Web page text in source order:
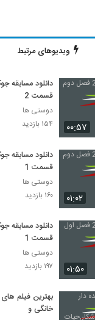
ویدیوهای مرتبط
۰۰:۵۷
قسمت 2
دوستی ها
۱۵۴ بازدید
۰۱:۰۲
قسمت 1
دوستی ها
۱۶۰ بازدید
۰۱:۵۰
قسمت 1
دوستی ها
۱۹۷ بازدید
بهترین فیلم
خانگی و